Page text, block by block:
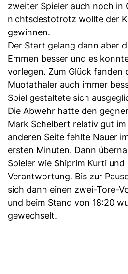
zweiter Spieler auch noch in
nichtsdestotrotz wollte der
gewinnen.
Der Start gelang dann aber
Emmen besser und es
vorlegen. Zum Glück fanden
Muotathaler auch immer
Spiel gestaltete sich
Die Abwehr hatte den
Mark Schelbert relativ gut
anderen Seite fehlte Nauer
ersten Minuten. Dann
Spieler wie Shiprim Kurti und
Verantwortung. Bis zur
sich dann einen zwei-Tore-
und beim Stand von 18:20
gewechselt.